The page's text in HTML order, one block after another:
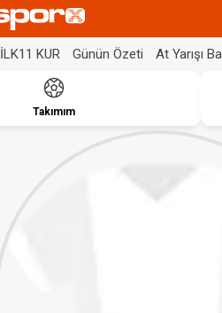
İLK11 KUR Günün Özeti At Yarışı
Takımım